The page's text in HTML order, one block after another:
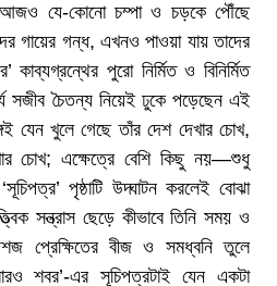
আজও যে-কোনো চম্পা ও চড়কে পৌঁছে
গায়ের গন্ধ, এখনও পাওয়া যায় তাদের
পুরো নির্মিত ও বিনির্মিত
সজীব চৈতন্য নিয়েই ঢুকে পড়েছেন এই
যেন খুলে গেছে তাঁর দেশ দেখার চোখ,
চোখ; এক্ষেত্রে বেশি কিছু নয়—শুধু
পৃষ্ঠাটি উদ্ঘাটন করলেই বোঝা
সন্ত্রাস ছেড়ে কীভাবে তিনি সময় ও
প্রেক্ষিতের বীজ ও সমধ্বনি তুলে
শবর’-এর সূচিপত্রটাই যেন একটা